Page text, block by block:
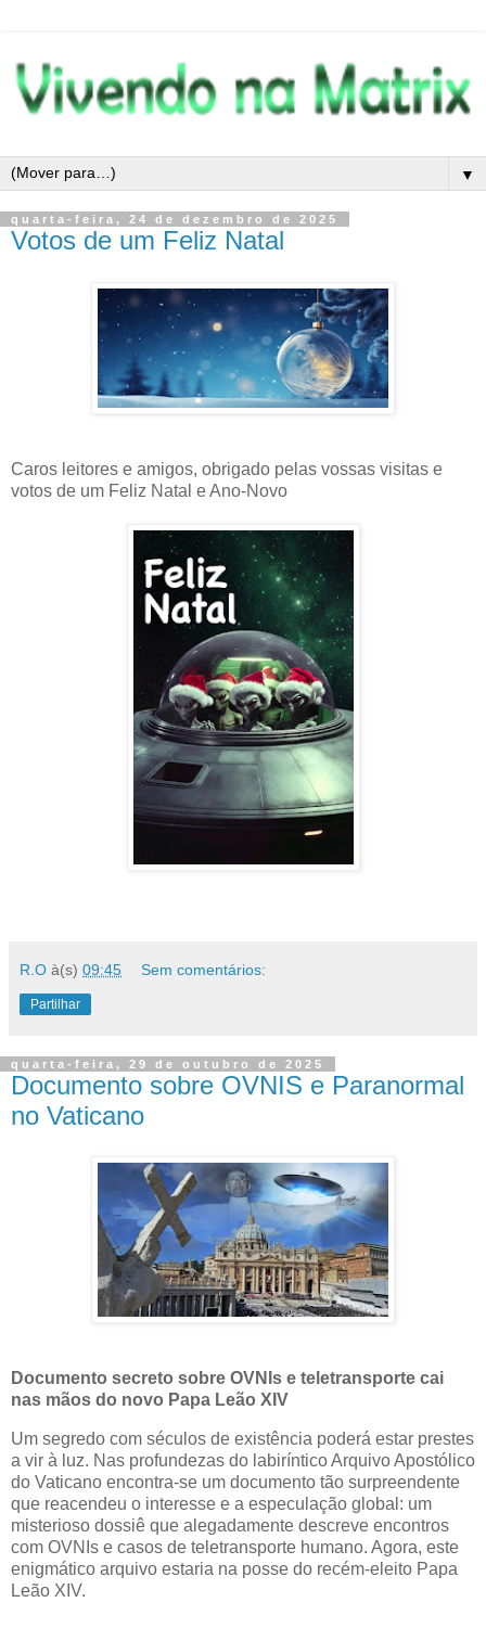
▼
quarta-feira, 24 de dezembro de 2025
Votos de um Feliz Natal
Caros leitores e amigos, obrigado pelas vossas visitas e
votos de um Feliz Natal e Ano-Novo
R.O à(s) 09:45 Sem comentários:
Partilhar
quarta-feira, 29 de outubro de 2025
Documento sobre OVNIS e Paranormal
no Vaticano
Documento secreto sobre OVNIs e teletransporte cai
nas mãos do novo Papa Leão XIV
Um segredo com séculos de existência poderá estar prestes
a vir à luz. Nas profundezas do labiríntico Arquivo Apostólico
do Vaticano encontra-se um documento tão surpreendente
que reacendeu o interesse e a especulação global: um
misterioso dossiê que alegadamente descreve encontros
com OVNIs e casos de teletransporte humano. Agora, este
enigmático arquivo estaria na posse do recém-eleito Papa
Leão XIV.